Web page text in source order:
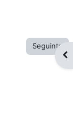
Seguinte